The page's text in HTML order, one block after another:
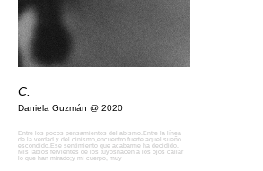
C.
Daniela Guzmán 2020
Entre los pocos pensamientos del abismo.Entre la línea
de la verdad y del cinismo,encuentro fuerte aquel sueño
escondido.Ese sentimiento que acabarme ha decidido.
Mis labios fervientes de los tuyoshacen a los ojos callar
lo que han mirado;y mi cuerpo, muy